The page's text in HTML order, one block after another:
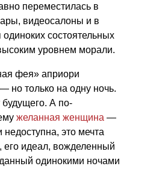
переместилась в
видеосалоны и в
одиноких состоятельных
уровнем морали.
фея» априори
но только на одну ночь.
будущего. А по-
желанная женщина —
недоступна, это мечта
его идеал, вожделенный
одинокими ночами